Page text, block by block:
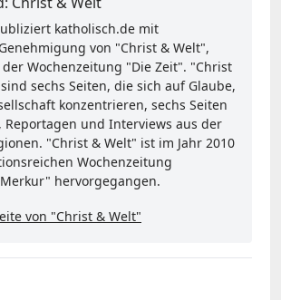
katholisch.de mit
von "Christ & Welt",
Wochenzeitung "Die Zeit". "Christ
sechs Seiten, die sich auf Glaube,
konzentrieren, sechs Seiten
Reportagen und Interviews aus der
"Christ & Welt" ist im Jahr 2010
Wochenzeitung
hervorgegangen.
von "Christ & Welt"